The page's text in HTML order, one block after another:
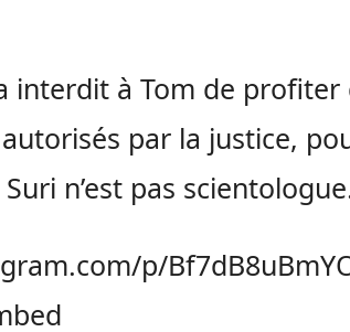
interdit à Tom de profiter
par la justice,
n’est pas
p/